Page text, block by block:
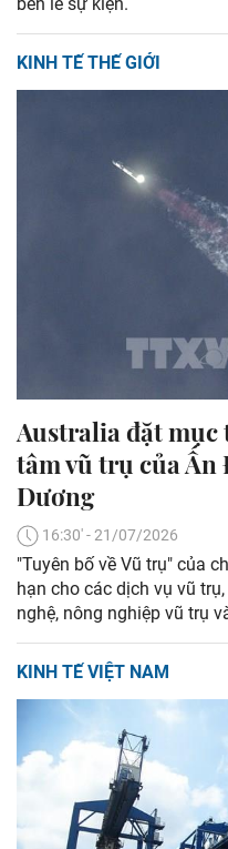
KINH TẾ THẾ GIỚI
Australia đặt
tâm vũ trụ của
Dương
16:30' - 21/07/2026
"Tuyên bố về Vũ trụ" của
hạn cho các dịch vụ vũ
nghệ, nông nghiệp vũ trụ
KINH TẾ VIỆT NAM